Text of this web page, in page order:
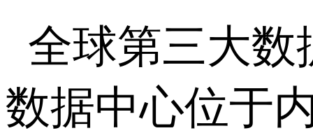
全球第三大数
数据中心位于